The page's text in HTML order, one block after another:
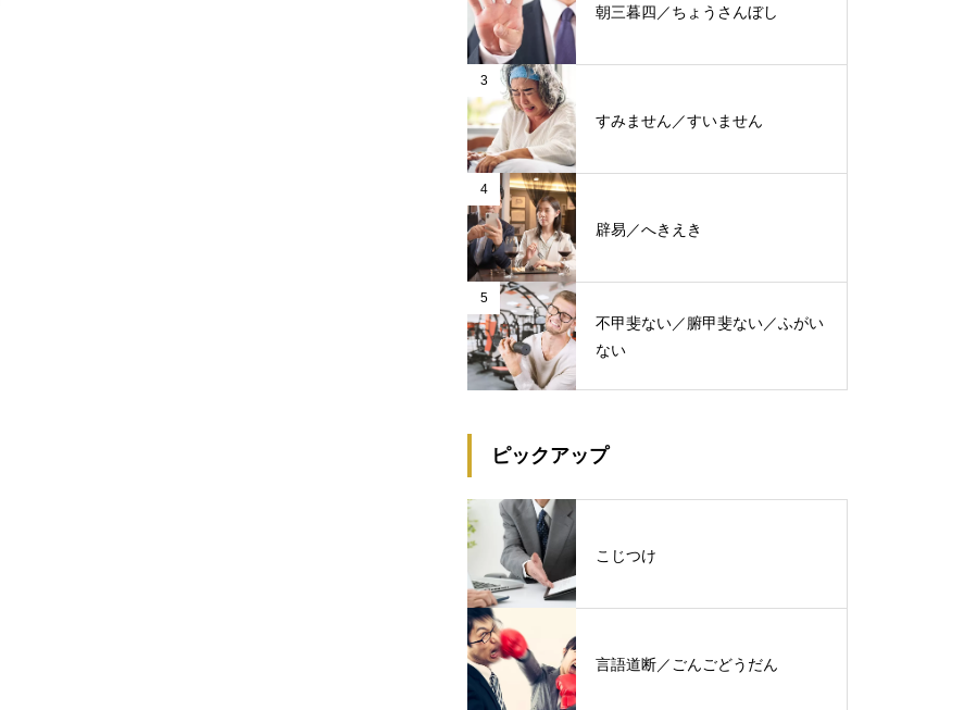
朝三暮四／ちょうさんぼし
3
すみません／すいません
4
辟易／へきえき
5
不甲斐ない／腑甲斐ない／ふがい
ない
ピックアップ
こじつけ
言語道断／ごんごどうだん